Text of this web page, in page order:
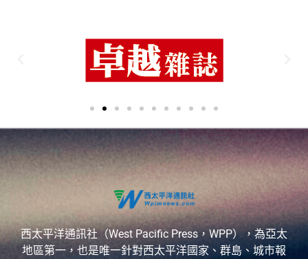
西太平洋通訊社（West Pacific Press，WPP），為亞太
地區第一，也是唯一針對西太平洋國家、群島、城市報